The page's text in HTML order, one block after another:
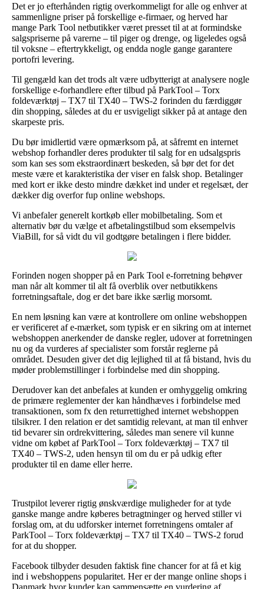
Det er jo efterhånden rigtig overkommeligt for alle og enhver at
sammenligne priser på forskellige e-firmaer, og herved har
mange Park Tool netbutikker været presset til at at formindske
salgspriserne på varerne – til piger og drenge, og ligeledes også
til voksne – eftertrykkeligt, og endda nogle gange garantere
portofri levering.
Til gengæld kan det trods alt være udbytterigt at analysere nogle
forskellige e-forhandlere efter tilbud på ParkTool – Torx
foldeværktøj – TX7 til TX40 – TWS-2 forinden du færdiggør
din shopping, således at du er usvigeligt sikker på at antage den
skarpeste pris.
Du bør imidlertid være opmærksom på, at såfremt en internet
webshop forhandler deres produkter til salg for en udsalgspris
som kan ses som ekstraordinært beskeden, så bør det for det
meste være et karakteristika der viser en falsk shop. Betalinger
med kort er ikke desto mindre dækket ind under et regelsæt, der
dækker dig overfor fup online webshops.
Vi anbefaler generelt kortkøb eller mobilbetaling. Som et
alternativ bør du vælge et afbetalingstilbud som eksempelvis
ViaBill, for så vidt du vil godtgøre betalingen i flere bidder.
Forinden nogen shopper på en Park Tool e-forretning behøver
man når alt kommer til alt få overblik over netbutikkens
forretningsaftale, dog er det bare ikke særlig morsomt.
En nem løsning kan være at kontrollere om online webshoppen
er verificeret af e-mærket, som typisk er en sikring om at internet
webshoppen anerkender de danske regler, udover at forretningen
nu og da vurderes af specialister som forstår reglerne på
området. Desuden giver det dig lejlighed til at få bistand, hvis du
møder problemstillinger i forbindelse med din shopping.
Derudover kan det anbefales at kunden er omhyggelig omkring
de primære reglementer der kan håndhæves i forbindelse med
transaktionen, som fx den returrettighed internet webshoppen
tilsikrer. I den relation er det samtidig relevant, at man til enhver
tid bevarer sin ordrekvittering, således man senere vil kunne
vidne om købet af ParkTool – Torx foldeværktøj – TX7 til
TX40 – TWS-2, uden hensyn til om du er på udkig efter
produkter til en dame eller herre.
Trustpilot leverer rigtig ønskværdige muligheder for at tyde
ganske mange andre køberes betragtninger og herved stiller vi
forslag om, at du udforsker internet forretningens omtaler af
ParkTool – Torx foldeværktøj – TX7 til TX40 – TWS-2 forud
for at du shopper.
Facebook tilbyder desuden faktisk fine chancer for at få et kig
ind i webshoppens popularitet. Her er der mange online shops i
Danmark hvor kunder kan sammensætte en vurdering af